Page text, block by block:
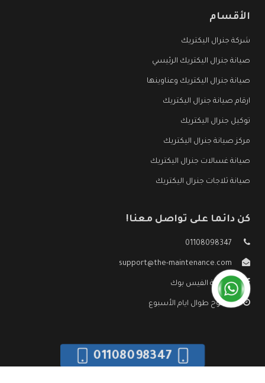
الأقسام
شركة جنرال اليكتريك
صيانة جنرال اليكتريك الرئيسي
صيانة جنرال اليكتريك وعناوينها
ارقام صيانة جنرال اليكتريك
توكيل جنرال اليكتريك
مركز صيانة جنرال اليكتريك
صيانة غسالات جنرال اليكتريك
صيانة ثلاجات جنرال اليكتريك
كن دائما على تواصل معنا!
01108098347
support@the-maintenance.com
صفحة الفيس بوك
مفتوح طوال ايام الأسبوع
01108098347